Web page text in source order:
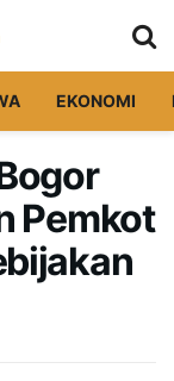
EKONOMI
Pemkot